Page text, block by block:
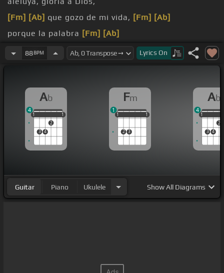
[Fm] [Ab] que gozo de mi vida, [Fm] [Ab]
porque la palabra [Fm] [Ab]
de Dios, eso
de cuando estaba yo
lejos de ese
Dios, cayó una buena semilla en
mi corazón,[Ab] dio una buena semilla en [Fm]mi
88BPM Lyrics On
Ab
1
3 4
2
1
1 1
4
Fm
1
2 3
1
1 1
1
Ab
1
3 4
2
1
4
Guitar Piano Ukulele ShowAll Diagrams